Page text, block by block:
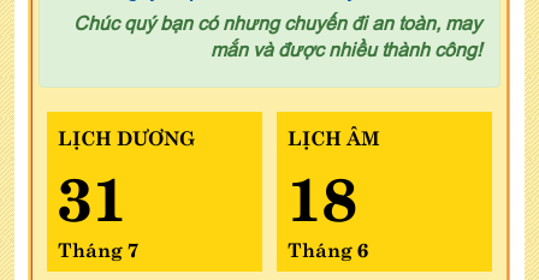
Chúc quý bạn có nhưng chuyến đi an toàn, may
mắn và được nhiều thành công!
LỊCH DƯƠNG
31
Tháng 7
LỊCH ÂM
18
Tháng 6